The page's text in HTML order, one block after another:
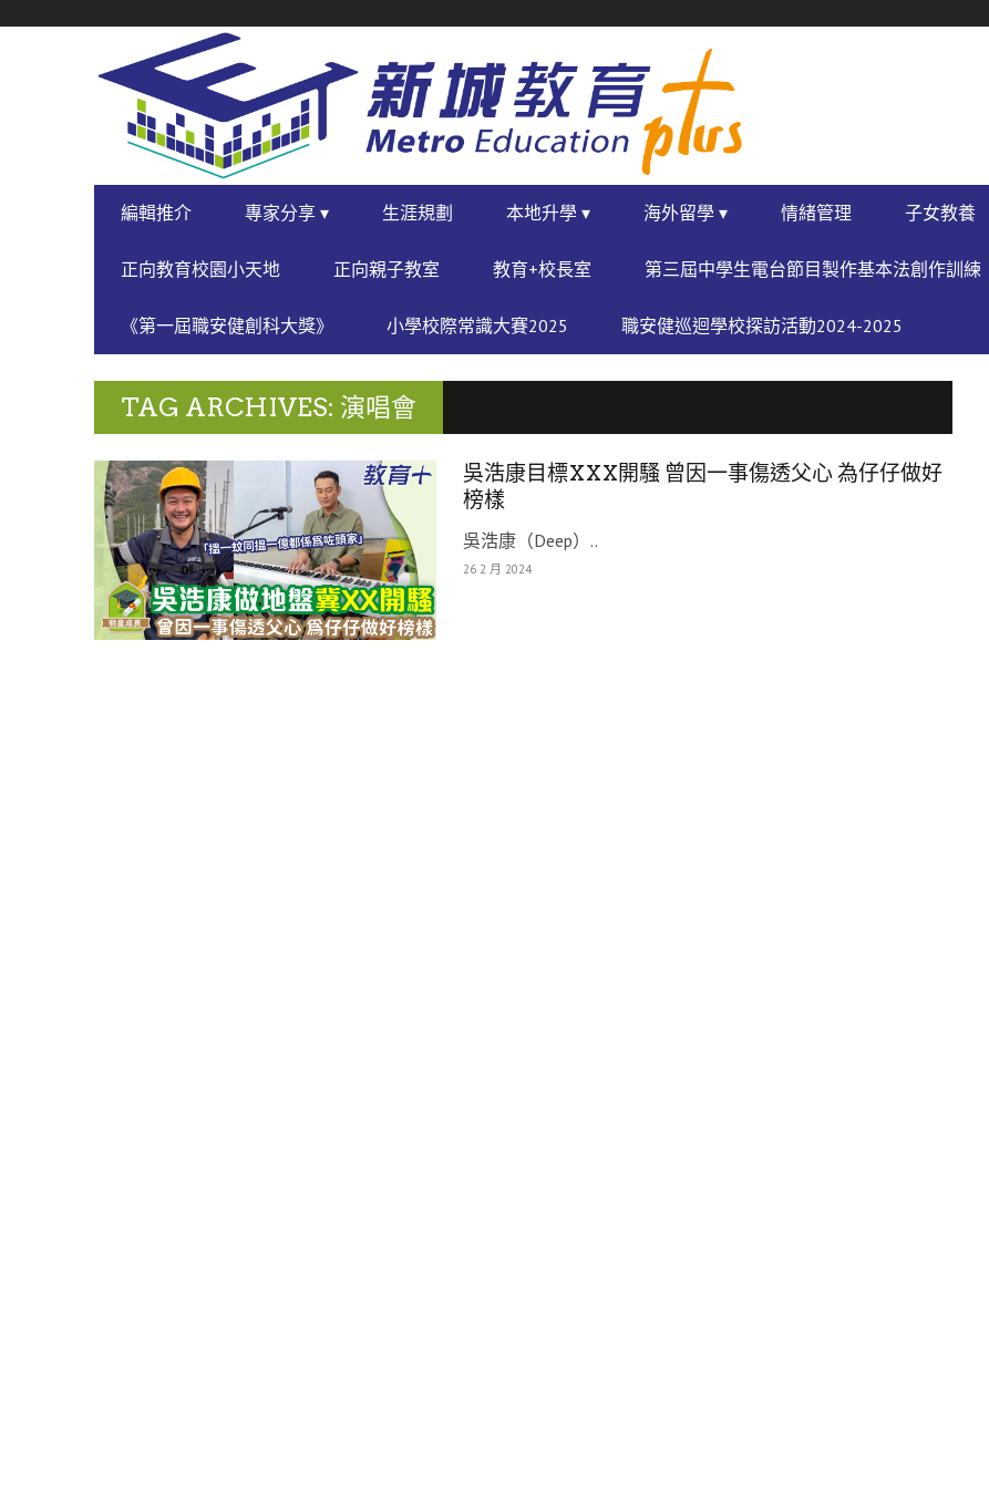
NAVIGATION
PRIMARY
NAVIGATION
編輯推介 專家分享 ▾ 生涯規劃 本地升學 ▾ 海外留學 ▾ 情緒管理 子女教養
正向教育校園小天地 正向親子教室 教育+校長室 第三屆中學生電台節目製作基本法創作訓練
《第一屆職安健創科大獎》 小學校際常識大賽2025 職安健巡迴學校探訪活動2024-2025
TAG ARCHIVES: 演唱會
吳浩康目標XXX開騷 曾因一事傷透父心 為仔仔做好
榜樣
吳浩康（Deep）..
26 2 月 2024